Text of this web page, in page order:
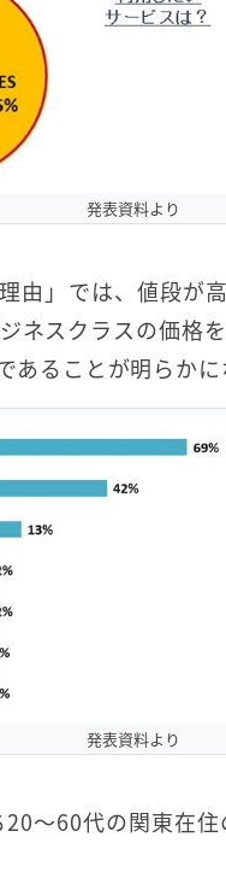
発表資料より
由」では、値段が
ネスクラスの価格
ることが明らかに
発表資料より
～60代の関東在